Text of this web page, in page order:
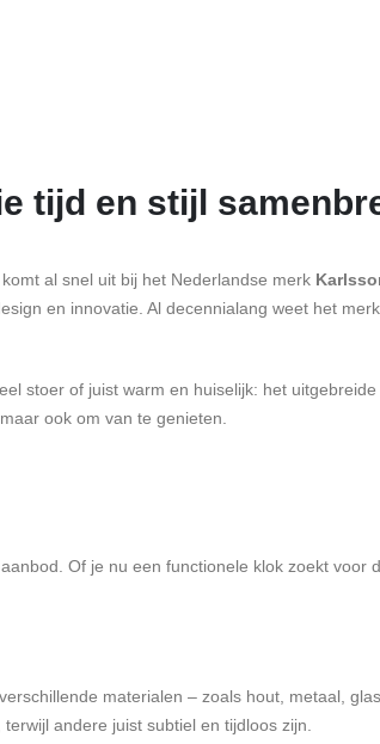
tijd en stijl
al snel uit bij het Nederlandse merk
en innovatie. Al decennialang weet het
stoer of juist warm en huiselijk: het
ook om van te genieten.
Of je nu een functionele klok zoekt
materialen – zoals hout, metaal,
andere juist subtiel en tijdloos zijn.